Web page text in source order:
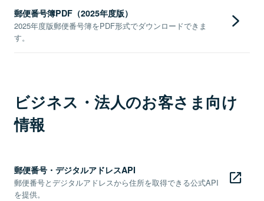
郵便番号簿PDF（2025年度版）
2025年度版郵便番号簿をPDF形式でダウンロードできま
す。
ビジネス・法人のお客さま向け
情報
郵便番号・デジタルアドレスAPI
郵便番号とデジタルアドレスから住所を取得できる公式API
を提供。